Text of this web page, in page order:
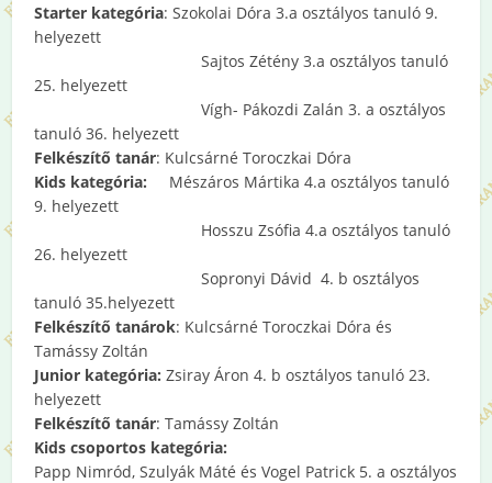
Starter kategória: Szokolai Dóra 3.a osztályos tanuló 9.
helyezett
Sajtos Zétény 3.a osztályos tanuló
25. helyezett
Vígh- Pákozdi Zalán 3. a osztályos
tanuló 36. helyezett
Felkészítő tanár: Kulcsárné Toroczkai Dóra
Kids kategória: Mészáros Mártika 4.a osztályos tanuló
9. helyezett
Hosszu Zsófia 4.a osztályos tanuló
26. helyezett
Sopronyi Dávid 4. b osztályos
tanuló 35.helyezett
Felkészítő tanárok: Kulcsárné Toroczkai Dóra és
Tamássy Zoltán
Junior kategória:Zsiray Áron 4. b osztályos tanuló 23.
helyezett
Felkészítő tanár: Tamássy Zoltán
Kids csoportos kategória:
Papp Nimród, Szulyák Máté és Vogel Patrick 5. a osztályos